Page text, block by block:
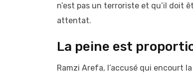
n’est pas un terroriste et qu’il doit
attentat.
La peine est
Ramzi Arefa, l’accusé qui encourt